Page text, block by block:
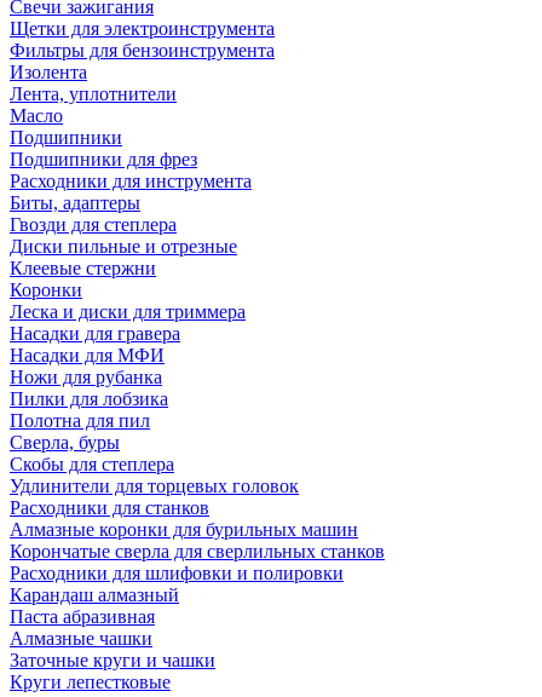
Свечи зажигания
Щетки для электроинструмента
Фильтры для бензоинструмента
Изолента
Лента, уплотнители
Масло
Подшипники
Подшипники для фрез
Расходники для инструмента
Биты, адаптеры
Гвозди для степлера
Диски пильные и отрезные
Клеевые стержни
Коронки
Леска и диски для триммера
Насадки для гравера
Насадки для МФИ
Ножи для рубанка
Пилки для лобзика
Полотна для пил
Сверла, буры
Скобы для степлера
Удлинители для торцевых головок
Расходники для станков
Алмазные коронки для бурильных машин
Корончатые сверла для сверлильных станков
Расходники для шлифовки и полировки
Карандаш алмазный
Паста абразивная
Алмазные чашки
Заточные круги и чашки
Круги лепестковые